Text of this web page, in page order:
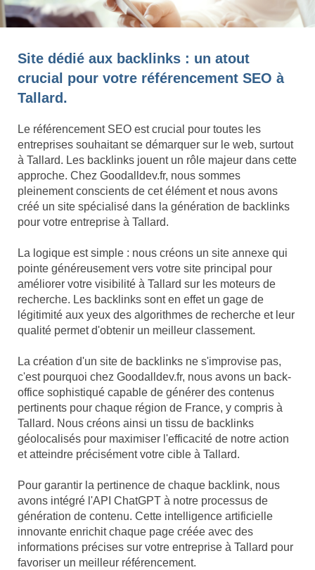
Site dédié aux backlinks : un atout
crucial pour votre référencement SEO à
Tallard.
Le référencement SEO est crucial pour toutes les
entreprises souhaitant se démarquer sur le web, surtout
à Tallard. Les backlinks jouent un rôle majeur dans cette
approche. Chez Goodalldev.fr, nous sommes
pleinement conscients de cet élément et nous avons
créé un site spécialisé dans la génération de backlinks
pour votre entreprise à Tallard.
La logique est simple : nous créons un site annexe qui
pointe généreusement vers votre site principal pour
améliorer votre visibilité à Tallard sur les moteurs de
recherche. Les backlinks sont en effet un gage de
légitimité aux yeux des algorithmes de recherche et leur
qualité permet d'obtenir un meilleur classement.
La création d'un site de backlinks ne s'improvise pas,
c'est pourquoi chez Goodalldev.fr, nous avons un back-
office sophistiqué capable de générer des contenus
pertinents pour chaque région de France, y compris à
Tallard. Nous créons ainsi un tissu de backlinks
géolocalisés pour maximiser l'efficacité de notre action
et atteindre précisément votre cible à Tallard.
Pour garantir la pertinence de chaque backlink, nous
avons intégré l'API ChatGPT à notre processus de
génération de contenu. Cette intelligence artificielle
innovante enrichit chaque page créée avec des
informations précises sur votre entreprise à Tallard pour
favoriser un meilleur référencement.